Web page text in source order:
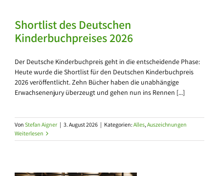
Shortlist des Deutschen
Kinderbuchpreises 2026
Der Deutsche Kinderbuchpreis geht in die entscheidende Phase:
Heute wurde die Shortlist für den Deutschen Kinderbuchpreis
2026 veröffentlicht. Zehn Bücher haben die unabhängige
Erwachsenenjury überzeugt und gehen nun ins Rennen [...]
Von Stefan Aigner | 3. August 2026 | Kategorien: Alles,Auszeichnungen
Weiterlesen